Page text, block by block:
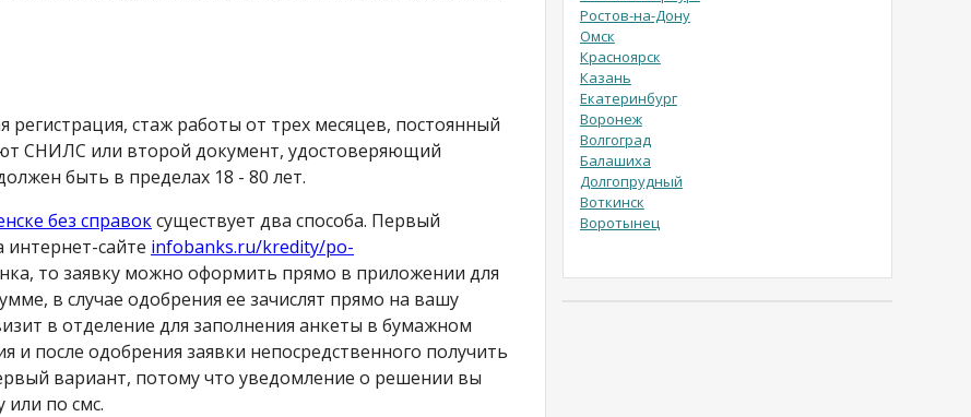
стаж работы от трех месяцев, постоянный
СНИЛС или второй документ, удостоверяющий
быть в пределах 18 - 80 лет.
без справоксуществует два способа. Первый
интернет-сайте infobanks.ru/kredity/po-
то заявку можно оформить прямо в приложении для
в случае одобрения ее зачислят прямо на вашу
в отделение для заполнения анкеты в бумажном
и после одобрения заявки непосредственного получить
вариант, потому что уведомление о решении вы
или по смс.
Ростов-на-Дону
Омск
Красноярск
Казань
Екатеринбург
Воронеж
Волгоград
Балашиха
Долгопрудный
Воткинск
Воротынец